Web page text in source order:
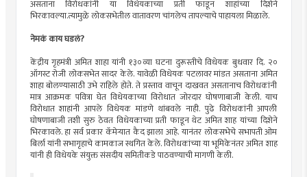
असताना विरोधकांनी या विधेयकाच्या प्रती फाडून शाहांच्या दिशेने
भिरकावल्या.त्यामुळे लोकसभेतील वातावरण चांगलेच तापल्याचे पाहायला मिळाले.
नेमकं काय घडलं?
केंद्रीय गृहमंत्री अमित शाहा यांनी १३०व्या घटना दुरूस्तीचे विधेयक बुधवार दि. २०
ऑगस्ट रोजी लोकसभेत सादर केले. यावेळी विधेयक पटलावर मांडत असताना अमित
शाहा बोलण्यासाठी उभे राहिले होते. ते प्रस्ताव वाचून दाखवत असतानाच विरोधकांनी
मात्र आक्रमक पवित्रा घेत विधेयकाच्या विरोधात जोरदार घोषणाबाजी केली. याच
विरोधात शाहांनी आपले विधेयक मांडणे थांबवले नाही. पुढे विरोधकांनी आपली
घोषणाबाजी तशी सुरु ठेवत विधेयकाच्या प्रती फाडून थेट अमित शाह यांच्या दिशेने
भिरकावले. हा सर्व प्रकार कॅमेऱ्यात कैद झाला आहे. यानंतर लोकसभेचे सभापती ओम
बिर्ला यांनी सभागृहाचे कामकाज स्थगित केले. विरोधकांच्या या भूमिकेनंतर अमित शाह
यांनी ही विधेयके संयुक्त संसदीय समितीकडे पाठवण्याची मागणी केली.